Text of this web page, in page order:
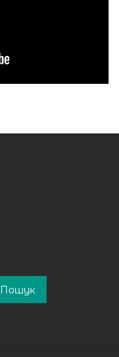
Пошук